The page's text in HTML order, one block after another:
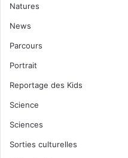
Natures
News
Parcours
Portrait
Reportage des Kids
Science
Sciences
Sorties culturelles